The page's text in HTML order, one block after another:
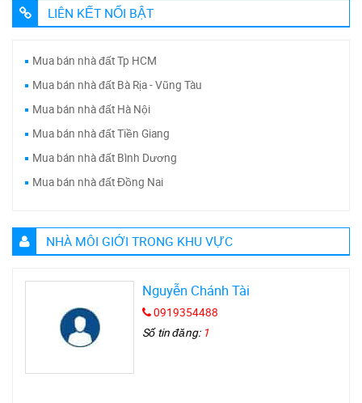
LIÊN KẾT NỔI BẬT
Mua bán nhà đất Tp HCM
Mua bán nhà đất Bà Rịa - Vũng Tàu
Mua bán nhà đất Hà Nội
Mua bán nhà đất Tiền Giang
Mua bán nhà đất Bình Dương
Mua bán nhà đất Đồng Nai
NHÀ MÔI GIỚI TRONG KHU VỰC
Nguyễn Chánh Tài
0919354488
Số tin đăng: 1